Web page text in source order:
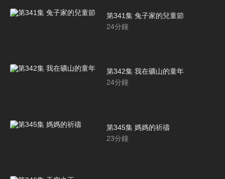
第341集 兔子家的兒童節
24分鐘
第342集 我在礦山的童年
24分鐘
第345集 媽媽的祈禱
23分鐘